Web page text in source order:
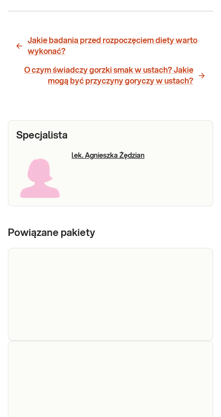
Jakie badania przed rozpoczęciem diety warto
wykonać?
O czym świadczy gorzki smak w ustach? Jakie
mogą być przyczyny goryczy w ustach?
Specjalista
lek. Agnieszka Żędzian
Powiązane pakiety